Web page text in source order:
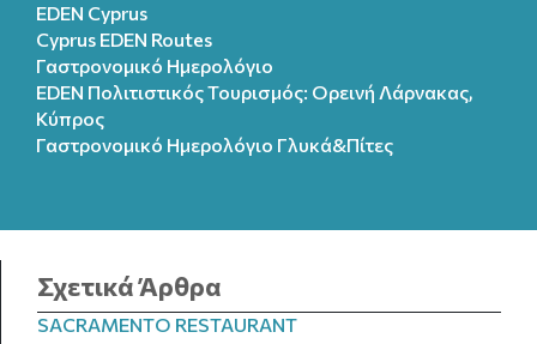
EDEN Cyprus
Cyprus EDEN Routes
Γαστρονομικό Ημερολόγιο
EDEN Πολιτιστικός Τουρισμός: Ορεινή Λάρνακας,
Κύπρος
Γαστρονομικό Ημερολόγιo Γλυκά&Πίτες
Σχετικά Άρθρα
SACRAMENTO RESTAURANT